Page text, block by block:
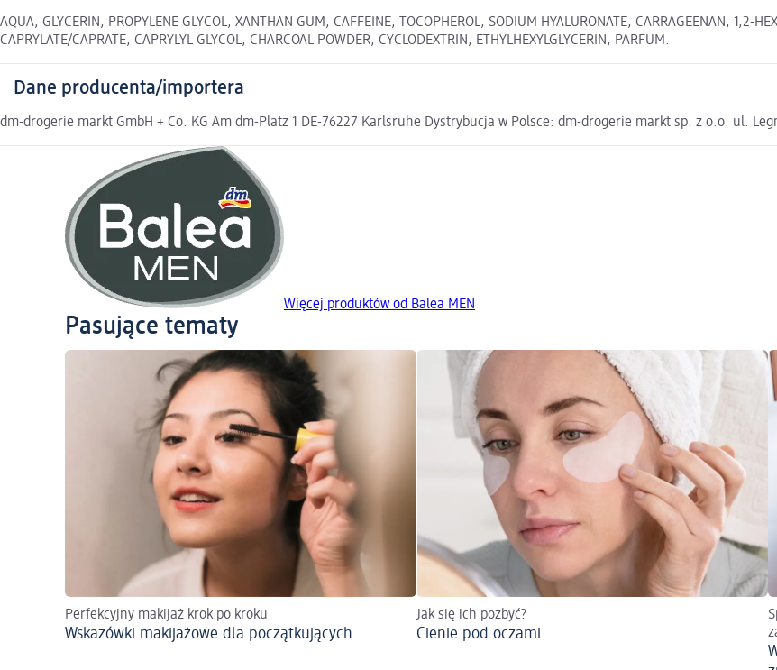
AQUA, GLYCERIN, PROPYLENE GLYCOL, XANTHAN GUM, CAFFEINE, TOCOPHEROL, SODIUM HYALURONATE, CARRAGEENAN, 1,2-
CAPRYLATE/CAPRATE, CAPRYLYL GLYCOL, CHARCOAL POWDER, CYCLODEXTRIN, ETHYLHEXYLGLYCERIN, PARFUM.
Dane producenta/importera
dm-drogerie markt GmbH + Co. KG Am dm-Platz 1 DE-76227 Karlsruhe Dystrybucja w Polsce: dm-drogerie markt sp. z o.o. ul.
Więcej produktów od Balea MEN
Pasujące tematy
Perfekcyjny makijaż krok po kroku
Wskazówki makijażowe dla początkujących
Jak się ich pozbyć?
Cienie pod oczami